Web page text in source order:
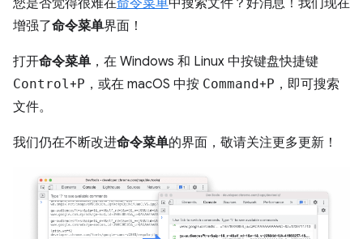
增强了命令菜单界面！
打开命令菜单 ，在 Windows 和 Linux 中按键盘快捷键
Control +P ，或在 macOS 中按 Command+P ，即可搜索
文件。
我们仍在不断改进命令菜单的界面，敬请关注更多更新！